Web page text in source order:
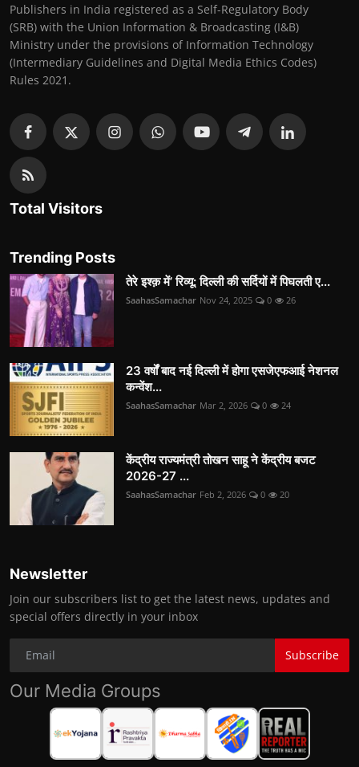
Publishers in India registered as a Self-Regulatory Body
(SRB) with the Union Information & Broadcasting (I&B)
Ministry under the provisions of Information Technology
(Intermediary Guidelines and Digital Media Ethics Codes)
Rules 2021.
Total Visitors
Trending Posts
तेरे इश्क़ में’ रिव्यू: दिल्ली की सर्दियों में पिघलती ए...
SaahasSamachar Nov 24, 2025 0 26
23 वर्षों बाद नई दिल्ली में होगा एसजेएफआई नेशनल
कन्वेंश...
SaahasSamachar Mar 2, 2026 0 24
केंद्रीय राज्यमंत्री तोखन साहू ने केंद्रीय बजट
2026-27 ...
SaahasSamachar Feb 2, 2026 0 20
Newsletter
Join our subscribers list to get the latest news, updates and
special offers directly in your inbox
Subscribe
Our Media Groups